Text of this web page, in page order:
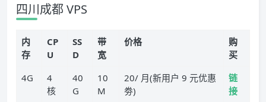
四川成都 VPS
内
存
CP
U
SS
D
带
宽
价格
购
买
4G
4
核
40
G
10
M
20/ 月(新用户 9 元优惠
劵)
链
接